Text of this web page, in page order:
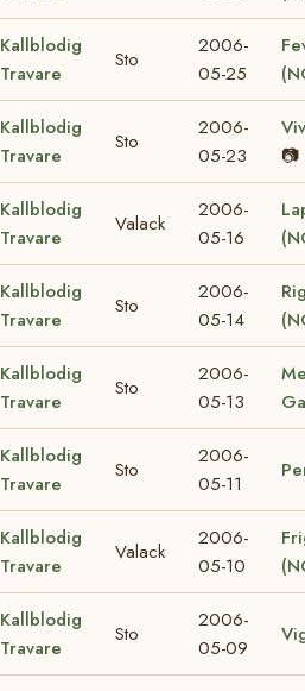
Kallblodig
Travare
Sto
2006-
05-25
Kallblodig
Travare
Sto
2006-
05-23
📷
Kallblodig
Travare
Valack
2006-
05-16
Kallblodig
Travare
Sto
2006-
05-14
Kallblodig
Travare
Sto
2006-
05-13
Kallblodig
Travare
Sto
2006-
05-11
Kallblodig
Travare
Valack
2006-
05-10
Kallblodig
Travare
Sto
2006-
05-09